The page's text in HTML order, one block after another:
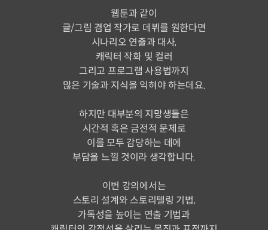
웹툰과 같이
글/그림 겸업 작가로 데뷔를 원한다면
시나리오 연출과 대사,
캐릭터 작화 및 컬러
그리고 프로그램 사용법까지
많은 기술과 지식을 익혀야 하는데요.
하지만 대부분의 지망생들은
시간적 혹은 금전적 문제로
이를 모두 감당하는 데에
부담을 느낄 것이라 생각합니다.
이번 강의에서는
스토리 설계와 스토리텔링 기법,
가독성을 높이는 연출 기법과